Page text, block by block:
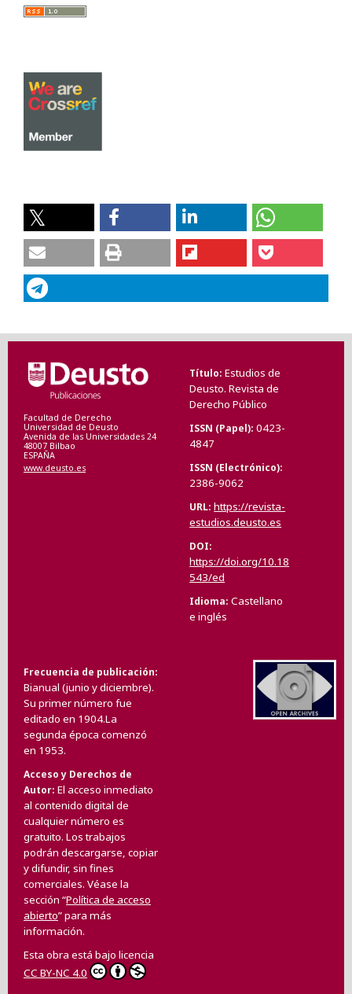
Facultad de Derecho
Universidad de Deusto
Avenida de las Universidades 24
48007 Bilbao
ESPAÑA
www.deusto.es
Título Estudios de
Deusto. Revista de
Derecho Público
ISSN (Papel) 0423-
4847
ISSN (Electrónico)
2386-9062
URL https://revista-
estudios.deusto.es
DOI
https://doi.org/10.18
543/ed
Idioma Castellano
e inglés
Frecuencia de publicación
Bianual (junio y diciembre).
Su primer número fue
editado en 1904.La
segunda época comenzó
en 1953.
Acceso y Derechos de
Autor El acceso inmediato
al contenido digital de
cualquier número es
gratuito. Los trabajos
podrán descargarse, copiar
y difundir, sin fines
comerciales. Véase la
sección “Política de acceso
abierto” para más
información.
Esta obra está bajo licencia
CC BY-NC 4.0